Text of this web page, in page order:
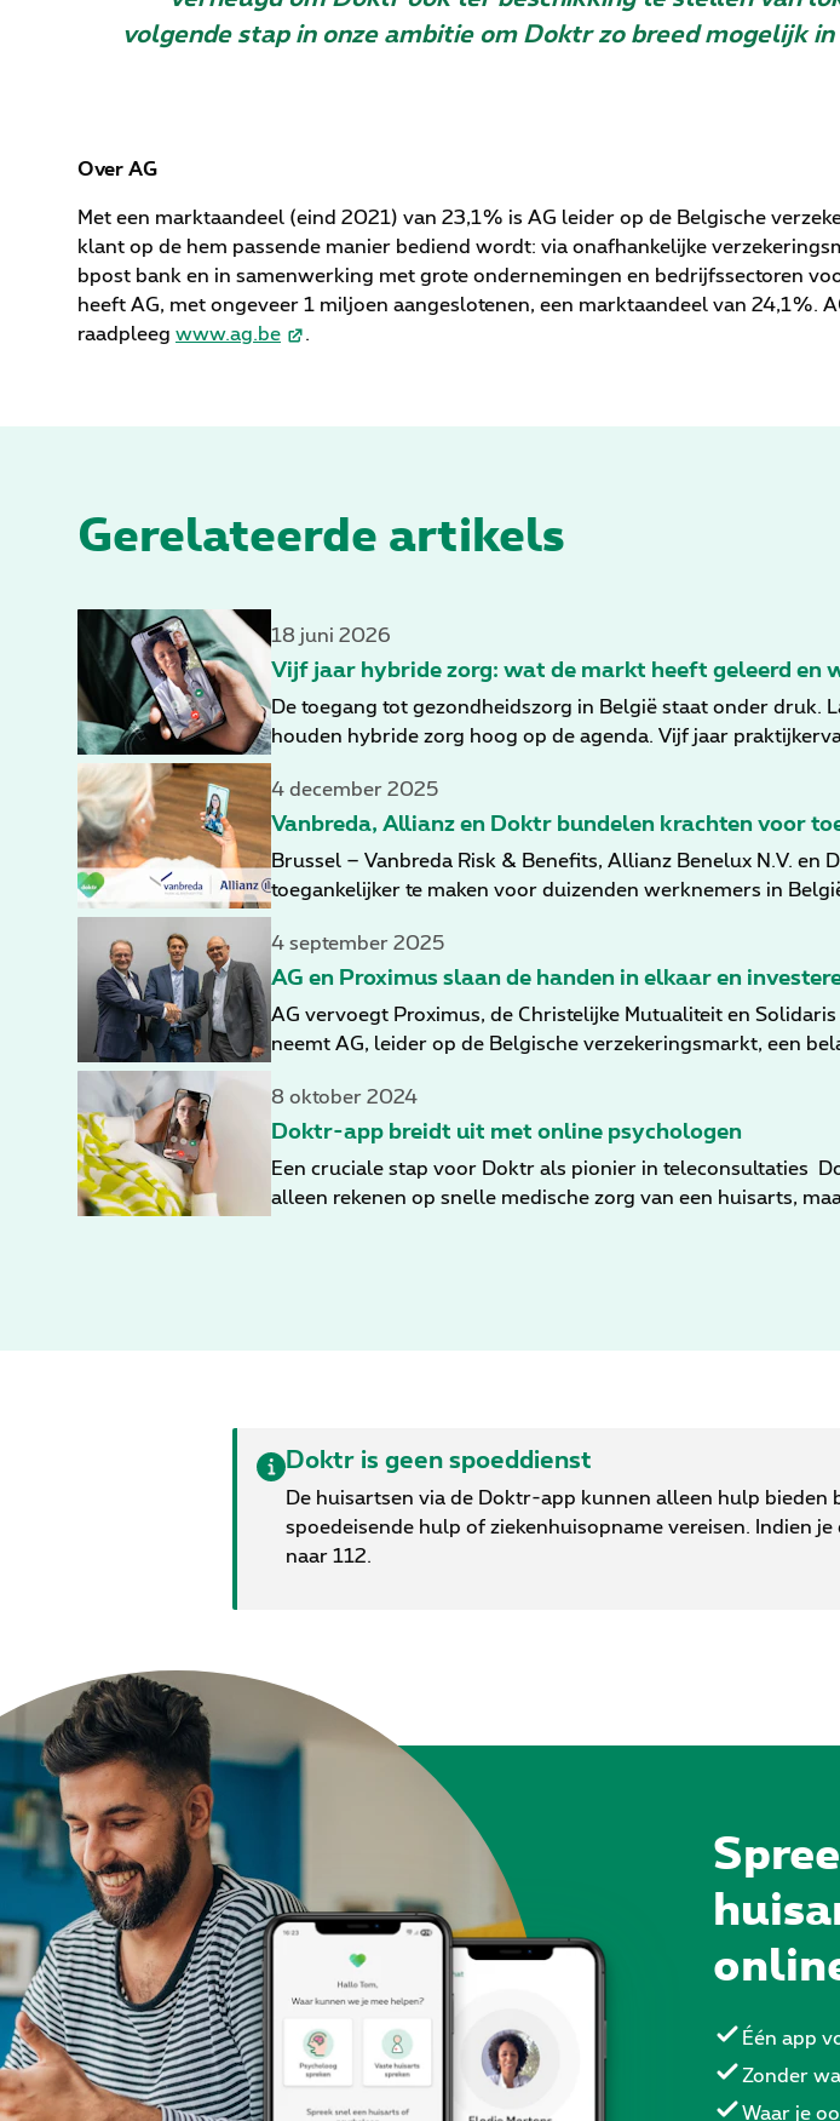
volgende stap in onze ambitie om Doktr zo breed mogelijk
Over AG
Met een marktaandeel (eind 2021) van 23,1% is AG leider op de Belgische
klant op de hem passende manier bediend wordt: via onafhankelijke
bpost bank en in samenwerking met grote ondernemingen en bedrijfssectoren
heeft AG, met ongeveer 1 miljoen aangeslotenen, een marktaandeel van
raadpleeg www.ag.be .
Gerelateerde artikels
18 juni 2026
Vijf jaar hybride zorg: wat de markt heeft geleerd en
De toegang tot gezondheidszorg in België staat onder
houden hybride zorg hoog op de agenda. Vijf jaar
vijf jaar, maar ook vooruit naar de volgende bouwfase van
4 december 2025
Vanbreda, Allianz en Doktr bundelen krachten voor
Brussel – Vanbreda Risk & Benefits, Allianz Benelux N.V.
toegankelijker te maken voor duizenden werknemers in
4 september 2025
AG en Proximus slaan de handen in elkaar en
AG vervoegt Proximus, de Christelijke Mutualiteit en
neemt AG, leider op de Belgische verzekeringsmarkt, een
Belgische spelers op het gebied van gezondheid en
zorgmodel. De afronding van deze transactie, die ter
in de komende weken verwacht.
8 oktober 2024
Doktr-app breidt uit met online psychologen
Een cruciale stap voor Doktr als pionier in teleconsultaties
alleen rekenen op snelle medische zorg van een huisarts,
Doktr is geen spoeddienst
De huisartsen via de Doktr-app kunnen alleen hulp
spoedeisende hulp of ziekenhuisopname vereisen. Indien
naar 112.
Één app
Zonder
Waar je